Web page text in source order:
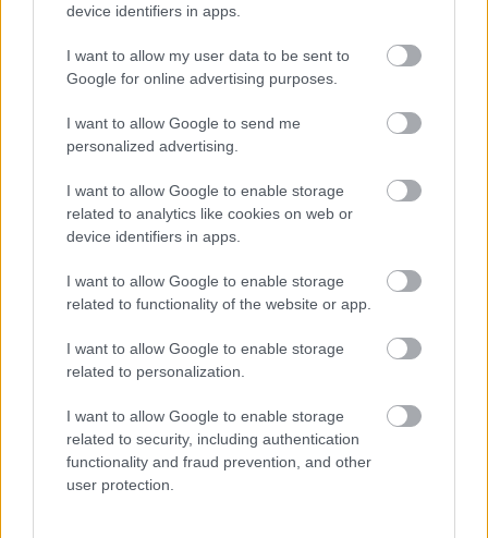
device identifiers in apps.
I want to allow my user data to be sent to
Google for online advertising purposes.
I want to allow Google to send me
personalized advertising.
I want to allow Google to enable storage
related to analytics like cookies on web or
device identifiers in apps.
I want to allow Google to enable storage
related to functionality of the website or app.
I want to allow Google to enable storage
related to personalization.
I want to allow Google to enable storage
related to security, including authentication
functionality and fraud prevention, and other
user protection.
Arról van szó, hogy aktívan részt veszünk mások
élményeken alapuló köteléket és az egység érzését
hozod létre.
A sikerek megünneplése, legyenek azok bármilyen
kicsik is, ugyanilyen fontosak. Az érzelmileg
biztonságos kapcsolatokban a győzelmek
hozzájárulnak a kapcsolat általános sikeréhez.
Legyen szó munkahelyi előléptetésről, személyes
eredményekről vagy a kapcsolat mérföldkövéről,
ezeknek a pillanatoknak az elismerése és
megünneplése megerősíti a kapcsolaton belüli
érzelmi biztonságot.
Az érzelmi támogatás és az ünneplés kultúrájának
kiépítése érdekében tegyél tudatos erőfeszítést,
hogy ráhangolódj a körülötted lévők érzelmeire és
aktuális élethelyzetére. Légy jó hallgatóság és
mutass példát azzal is, hogy aktívan részt veszel